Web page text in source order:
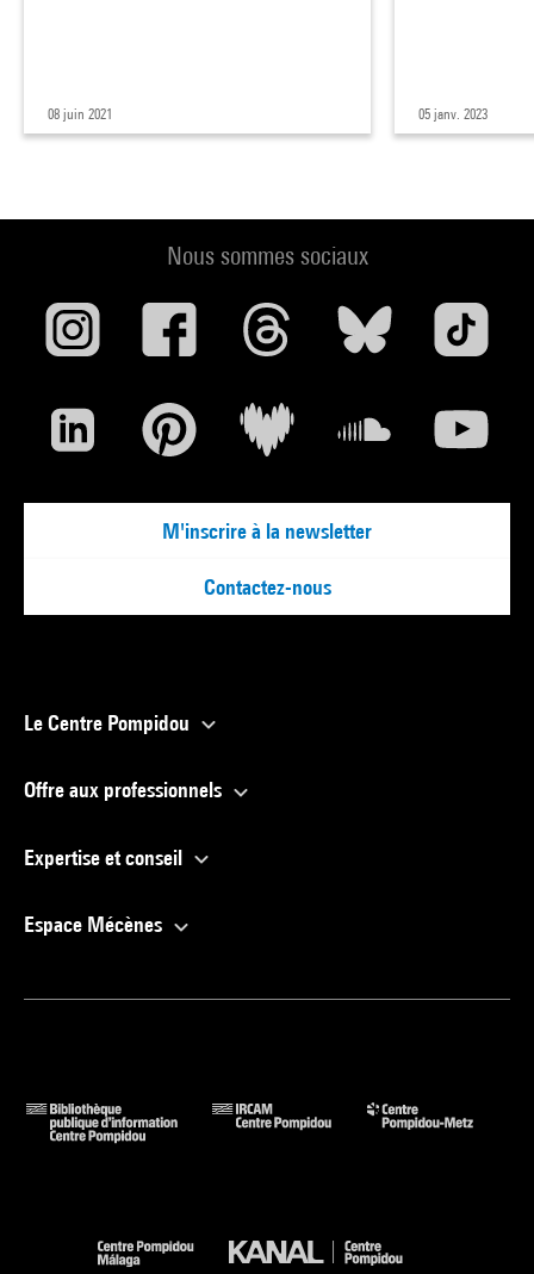
08 juin 2021 05 janv. 2023
Nous sommes sociaux
M'inscrire à la newsletter
Contactez-nous
Le Centre Pompidou
Offre aux professionnels
Expertise et conseil
Espace Mécènes